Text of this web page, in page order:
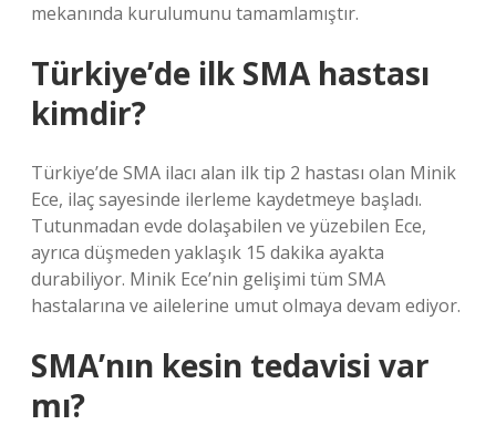
mekanında kurulumunu tamamlamıştır.
Türkiye’de ilk SMA hastası
kimdir?
Türkiye’de SMA ilacı alan ilk tip 2 hastası olan Minik
Ece, ilaç sayesinde ilerleme kaydetmeye başladı.
Tutunmadan evde dolaşabilen ve yüzebilen Ece,
ayrıca düşmeden yaklaşık 15 dakika ayakta
durabiliyor. Minik Ece’nin gelişimi tüm SMA
hastalarına ve ailelerine umut olmaya devam ediyor.
SMA’nın kesin tedavisi var
mı?